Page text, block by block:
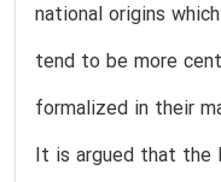
national origins
tend to be more
formalized in their
It is argued that the